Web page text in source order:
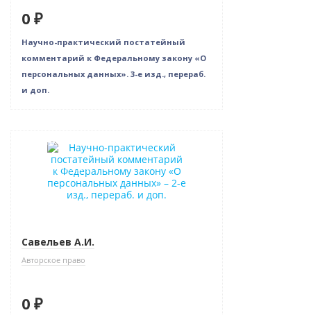
0 ₽
Научно-практический постатейный
комментарий к Федеральному закону «О
персональных данных». 3-е изд., перераб.
и доп.
Новинка
Нет в наличии
Савельев А.И.
Авторское право
0 ₽